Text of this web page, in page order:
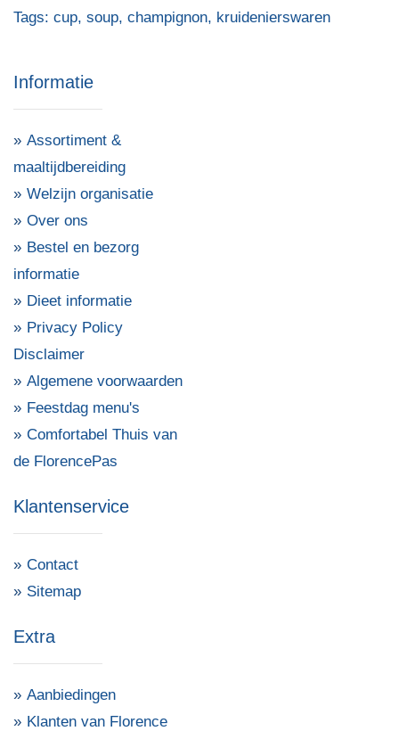
Tags: cup, soup, champignon, kruidenierswaren
Informatie
Assortiment &
maaltijdbereiding
Welzijn organisatie
Over ons
Bestel en bezorg
informatie
Dieet informatie
Privacy Policy
Disclaimer
Algemene voorwaarden
Feestdag menu's
Comfortabel Thuis van
de FlorencePas
Klantenservice
Contact
Sitemap
Extra
Aanbiedingen
Klanten van Florence